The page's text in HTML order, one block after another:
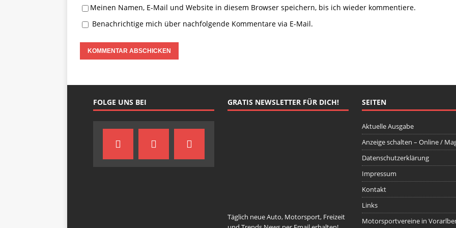
Meinen Namen, E-Mail und Website in diesem Browser speichern, bis ich wieder kommentiere.
Benachrichtige mich über nachfolgende Kommentare via E-Mail.
FOLGE UNS BEI GRATIS NEWSLETTER FÜR DICH!
Täglich neue Auto, Motorsport, Freizeit
SEITEN
Aktuelle Ausgabe
Anzeige schalten – Online /
Datenschutzerklärung
Impressum
Kontakt
Links
Motorsportvereine in